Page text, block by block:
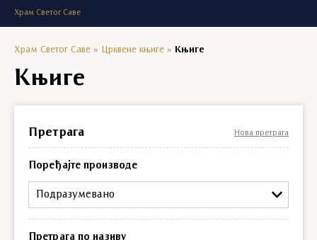
Храм Светог Саве
Храм Светог Саве » Црквене књиге » Књиге
Књиге
Претрага Нова претрага
Поређајте производе
Подразумевано
Претрага по називу